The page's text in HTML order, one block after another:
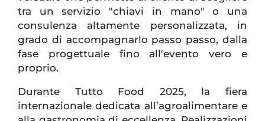
tra un servizio "chiavi in mano" o una
consulenza altamente personalizzata, in
grado di accompagnarlo passo passo, dalla
fase progettuale fino all'evento vero e
proprio.
Durante Tutto Food 2025, la fiera
internazionale dedicata all’agroalimentare e